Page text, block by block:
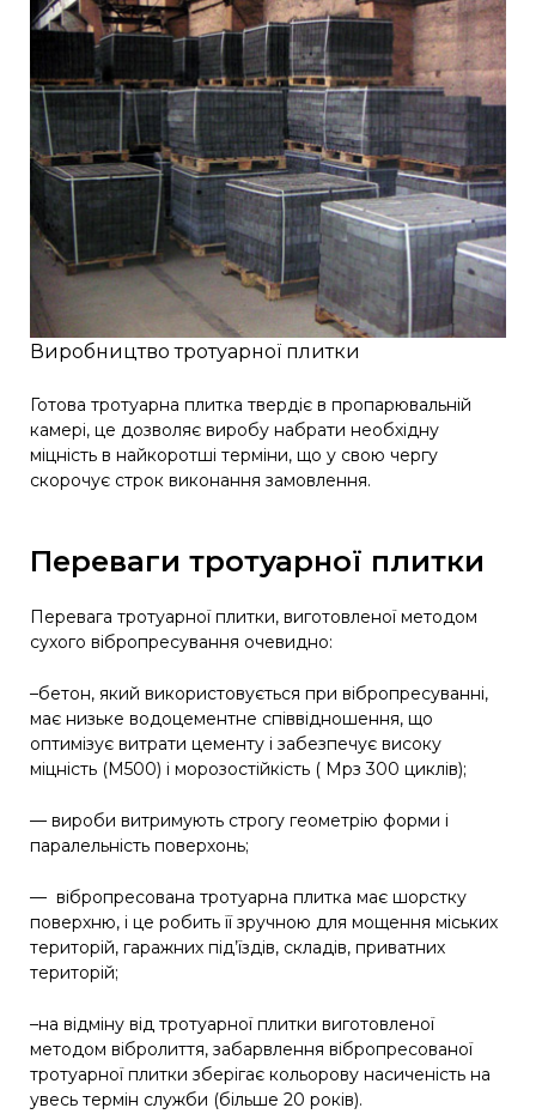
Виробництво тротуарної плитки
Готова тротуарна плитка твердіє в пропарювальній
камері, це дозволяє виробу набрати необхідну
міцність в найкоротші терміни, що у свою чергу
скорочує строк виконання замовлення.
Переваги тротуарної плитки
Перевага тротуарної плитки, виготовленої методом
сухого вібропресування очевидно:
–бетон, який використовується при вібропресуванні,
має низьке водоцементне співвідношення, що
оптимізує витрати цементу і забезпечує високу
міцність (М500) і морозостійкість ( Мрз 300 циклів);
— вироби витримують строгу геометрію форми і
паралельність поверхонь;
— вібропресована тротуарна плитка має шорстку
поверхню, і це робить її зручною для мощення міських
територій, гаражних під’їздів, складів, приватних
територій;
–на відміну від тротуарної плитки виготовленої
методом вібролиття, забарвлення вібропресованої
тротуарної плитки зберігає кольорову насиченість на
увесь термін служби (більше 20 років).